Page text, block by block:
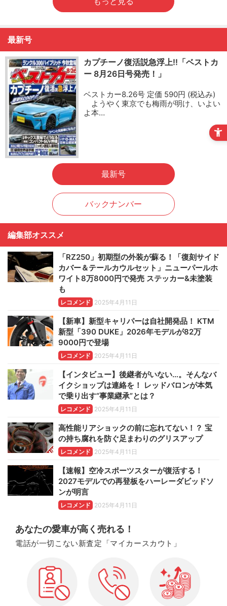
最新号
カプチーノ復活説急浮上!!「ベストカ
ー 8月26日号発売！」
ベストカー8.26号 定価 590円 (税込み)
ようやく東京でも梅雨が明け、いよい
よ本…
最新号
バックナンバー
編集部オススメ
「RZ250」初期型の外装が蘇る！「復刻サイド
カバー＆テールカウルセット」ニューパールホ
ワイト8万8000円で発売 ステッカー&未塗装
も
レコメンド 2025年4月11日
【新車】新型キャリパーは自社開発品！ KTM
新型「390 DUKE」2026年モデルが82万
9000円で登場
レコメンド 2025年4月11日
【インタビュー】後継者がいない…。そんなバ
イクショップは連絡を！ レッドバロンが本気
で乗り出す“事業継承”とは？
レコメンド 2025年4月11日
高性能リアショックの前に忘れてない！？ 宝
の持ち腐れを防ぐ足まわりのグリスアップ
レコメンド 2025年4月11日
【速報】空冷スポーツスターが復活する！
2027モデルでの再登板をハーレーダビッドソ
ンが明言
レコメンド 2025年4月11日
あなたの愛車が高く売れる！
電話が一切こない新査定「マイカースカウト」